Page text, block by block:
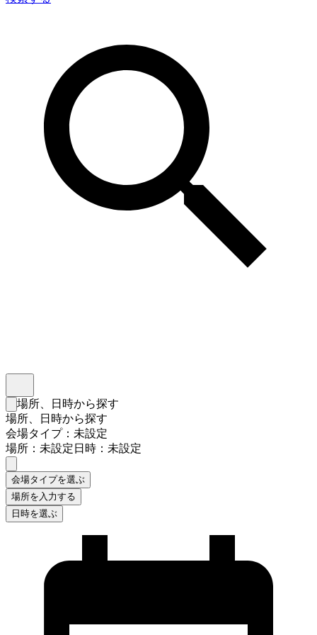
検索フォームを閉じる
場所、日時から探す
場所、日時から探す
会場タイプ：未設定
場所：未設定日時：未設定
会場タイプを選ぶ
場所を入力する
日時を選ぶ